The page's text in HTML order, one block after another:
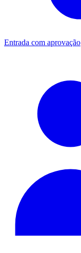
Entrada com aprovação